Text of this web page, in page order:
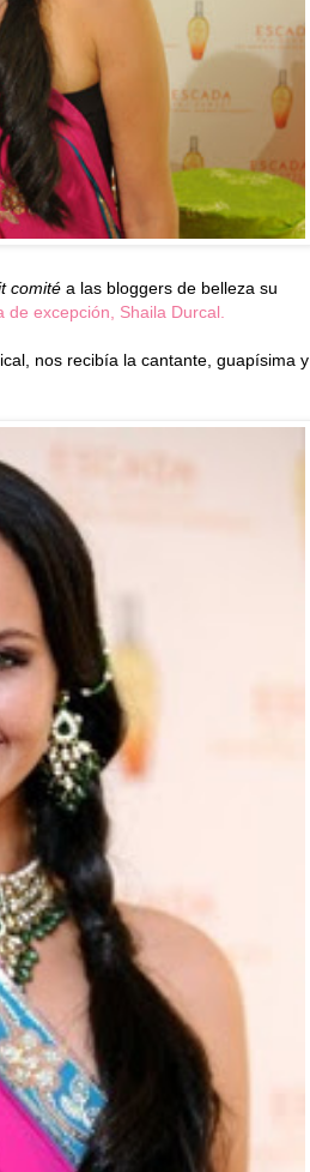
comité a las bloggers de belleza su
excepción, Shaila Durcal.
nos recibía la cantante, guapísima y